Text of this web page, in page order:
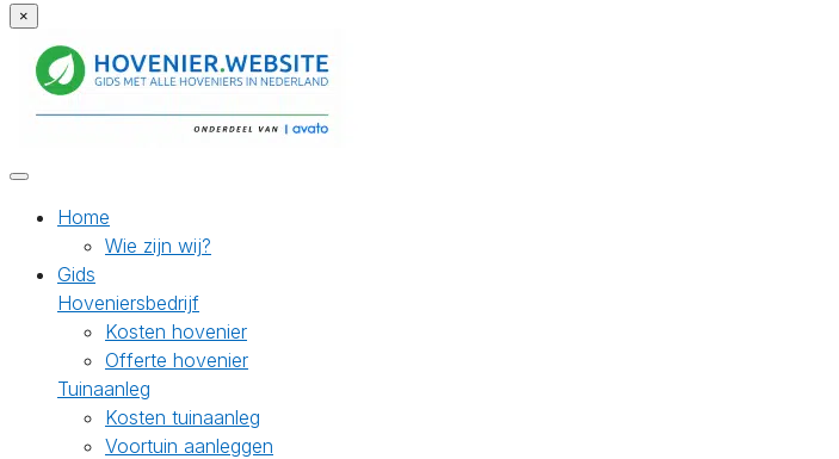
×
Home
Wie zijn wij?
Gids
Hoveniersbedrijf
Kosten hovenier
Offerte hovenier
Tuinaanleg
Kosten tuinaanleg
Voortuin aanleggen